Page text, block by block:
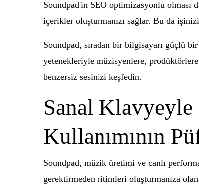
Soundpad'in SEO optimizasyonlu
içerikler oluşturmanızı sağlar. Bu da
Soundpad, sıradan bir bilgisayarı güçlü
yetenekleriyle müzisyenlere,
benzersiz sesinizi keşfedin.
Sanal Klavyeyle
Kullanımının
Soundpad, müzik üretimi ve canlı
gerektirmeden ritimleri oluşturmanıza